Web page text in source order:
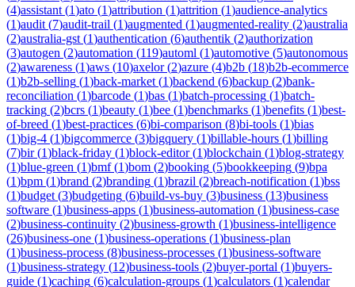
(4)assistant (1)ato (1)attribution (1)attrition (1)audience-analytics
(1)audit (7)audit-trail (1)augmented (1)augmented-reality (2)australia
(2)australia-gst (1)authentication (6)authentik (2)authorization
(3)autogen (2)automation (119)automl (1)automotive (5)autonomous
(2)awareness (1)aws (10)axelor(2)azure (4)b2b (18)b2b-ecommerce
(1)b2b-selling (1)back-market (1)backend (6)backup (2)bank-
reconciliation (1)barcode (1)bas (1)batch-processing (1)batch-
tracking (2)bcrs (1)beauty (1)bee (1)benchmarks (1)benefits (1)best-
of-breed (1)best-practices (6)bi-comparison (8)bi-tools (1)bias
(1)big-4 (1)bigcommerce (3)bigquery (1)billable-hours (1)billing
(7)bir(1)black-friday (1)block-editor(1)blockchain (1)blog-strategy
(1)blue-green (1)bmf(1)bom (2)booking (5)bookkeeping (9)bpa
(1)bpm (1)brand (2)branding (1)brazil (2)breach-notification (1)bss
(1)budget (3)budgeting (6)build-vs-buy (3)business (13)business
software (1)business-apps (1)business-automation (1)business-case
(2)business-continuity (2)business-growth (1)business-intelligence
(26)business-one (1)business-operations (1)business-plan
(1)business-process (8)business-processes (1)business-software
(1)business-strategy (12)business-tools (2)buyer-portal (1)buyers-
guide (1)caching (6)calculation-groups (1)calculators (1)calendar